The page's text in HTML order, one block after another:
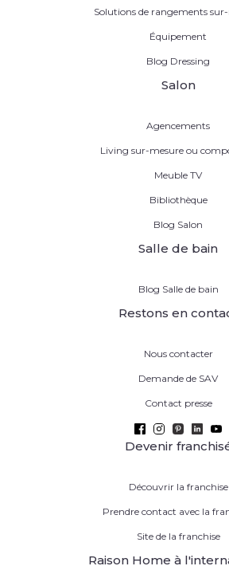
Solutions de rangements
Équipement
Blog Dressing
Salon
Agencements
Living sur-mesure ou
Meuble TV
Bibliothèque
Blog Salon
Salle de bain
Blog Salle de bain
Restons en
Nous contacter
Demande de SAV
Contact presse
Devenir
Découvrir la franchise
Prendre contact avec la
Site de la franchise
Raison Home à